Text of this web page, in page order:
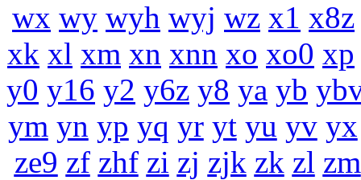
wx wy wyh wyj wz x1 x8z
xk xl xm xn xnn xo xo0 xp
y0 y16 y2 y6z y8 ya yb
ym yn yp yq yr yt yu yv yx
ze9 zf zhf zi zj zjk zk zl zm